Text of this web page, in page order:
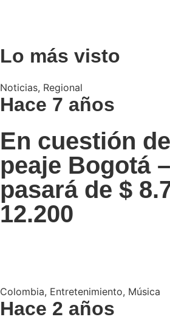
Lo más visto
Noticias, Regional
Hace 7 años
En cuestión
peaje Bogotá
pasará de $
12.200
Colombia, Entretenimiento, Música
Hace 2 años